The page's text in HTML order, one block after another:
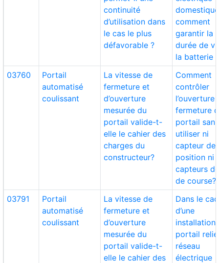
continuité
d’utilisation dans
le cas le plus
défavorable ?
comment
garantir la
durée de
la batterie
03760
Portail
automatisé
coulissant
La vitesse de
fermeture et
d’ouverture
mesurée du
portail valide-t-
elle le cahier des
charges du
constructeur?
Comment
contrôler
l’ouverture
fermeture
portail sans
utiliser ni
capteur de
position ni
capteurs
de course?
03791
Portail
automatisé
coulissant
La vitesse de
fermeture et
d’ouverture
mesurée du
portail valide-t-
elle le cahier des
Dans le
d’une
installation
portail
réseau
électrique